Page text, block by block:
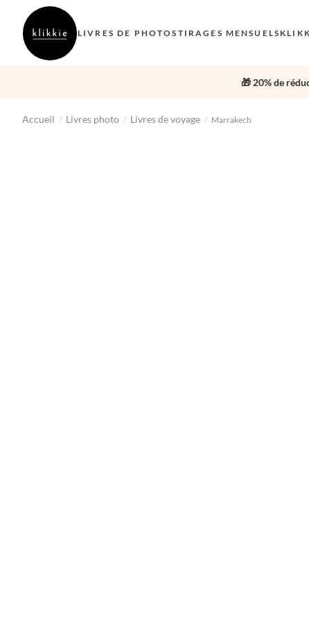
LIVRES DE PHOTOS TIRAGES MENSUELS
🎁 20% de
Accueil / Livres photo / Livres de voyage / Marrakech